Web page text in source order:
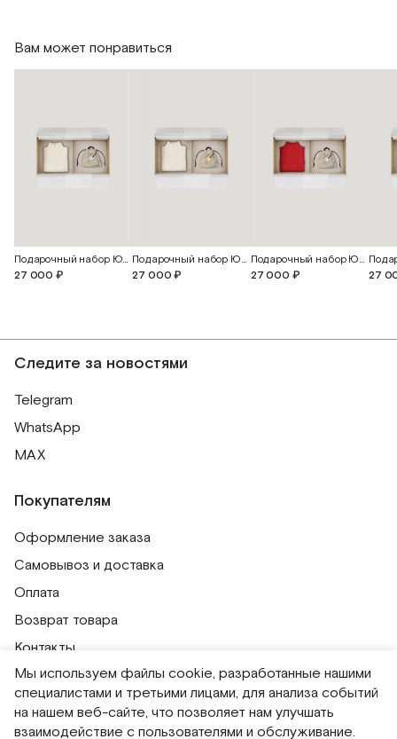
Вам может понравиться
Подарочный набор Юна
27 000 ₽
Подарочный набор Юна
27 000 ₽
Подарочный набор Юна
27 000 ₽
27
Следите за новостями
Telegram
WhatsApp
MAX
Покупателям
Оформление заказа
Самовывоз и доставка
Оплата
Возврат товара
Контакты
Публичная оферта
Политика обработки персональных данных
Политика использования сессионных файлов
Мы используем файлы cookie, разработанные нашими
специалистами и третьими лицами, для анализа событий
на нашем веб-сайте, что позволяет нам улучшать
взаимодействие с пользователями и обслуживание.